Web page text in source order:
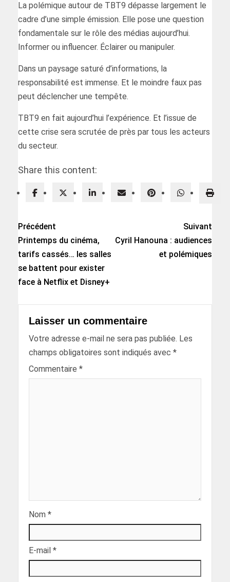
La polémique autour de TBT9 dépasse largement le
cadre d’une simple émission. Elle pose une question
fondamentale sur le rôle des médias aujourd’hui.
Informer ou influencer. Éclairer ou manipuler.
Dans un paysage saturé d’informations, la
responsabilité est immense. Et le moindre faux pas
peut déclencher une tempête.
TBT9 en fait aujourd’hui l’expérience. Et l’issue de
cette crise sera scrutée de près par tous les acteurs
du secteur.
Share this content:
Précédent
Printemps du cinéma,
tarifs cassés… les salles
se battent pour exister
face à Netflix et Disney+
Suivant
Cyril Hanouna : audiences
et polémiques
Laisser un commentaire
Votre adresse e-mail ne sera pas publiée. Les
champs obligatoires sont indiqués avec *
Commentaire *
Nom *
E-mail *